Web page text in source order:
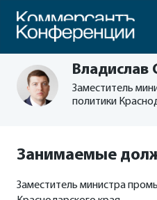
Владислав
Заместитель
политики
Занимаемые
Заместитель министра